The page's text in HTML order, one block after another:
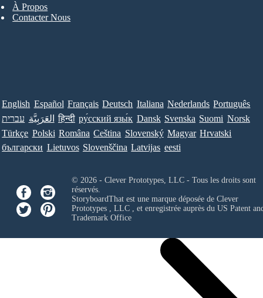
À Propos
Contacter Nous
English Español Français Deutsch Italiana Nederlands Português
עברית العَرَبِيَّة हिन्दी ру́сский язы́к Dansk Svenska Suomi Norsk
Türkçe Polski Româna Ceština Slovenský Magyar Hrvatski
български Lietuvos Slovenščina Latvijas eesti
© 2026 - Clever Prototypes, LLC - Tous les droits sont
réservés.
StoryboardThat est une marque déposée de Clever
Prototypes , LLC, et enregistrée auprès du US Patent
Trademark Office